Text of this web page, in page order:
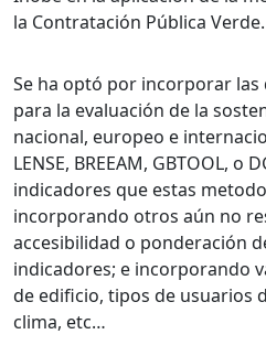
la Contratación Pública Verde.
Se ha optó por incorporar
para la evaluación de la
nacional, europeo e
LENSE, BREEAM, GBTOOL,
indicadores que estas
incorporando otros aún no
accesibilidad o ponderación
indicadores; e incorporando
de edificio, tipos de usuarios
clima, etc…